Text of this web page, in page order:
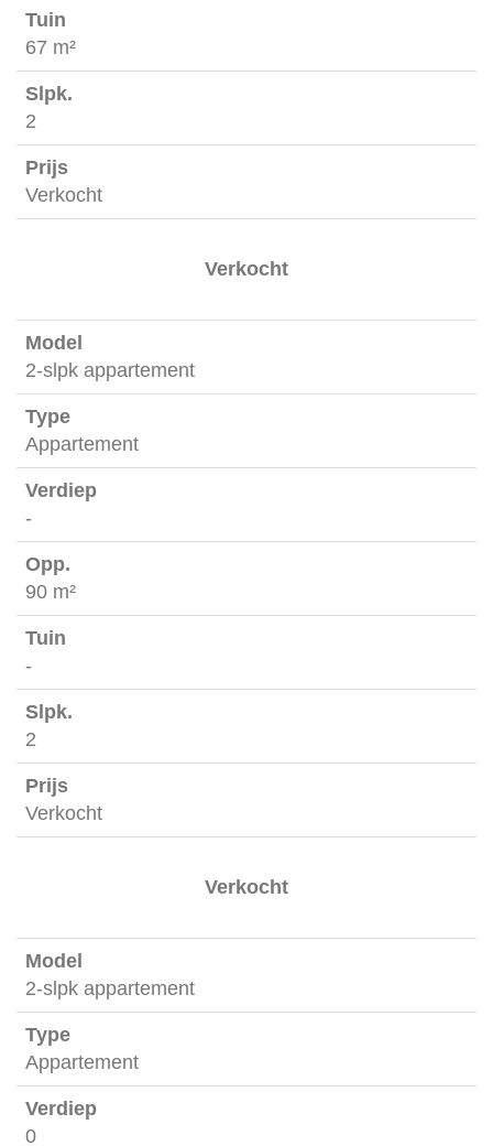
67 m²
2
Verkocht
Verkocht
2-slpk appartement
Appartement
-
90 m²
-
2
Verkocht
Verkocht
2-slpk appartement
Appartement
0